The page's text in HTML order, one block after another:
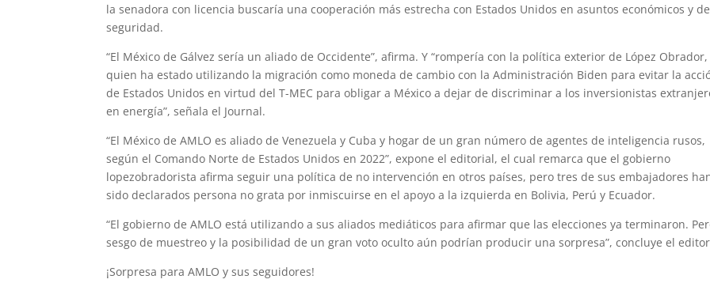
la senadora con licencia buscaría una cooperación más estrecha con Estados Unidos en asuntos económicos y de
seguridad.
“El México de Gálvez sería un aliado de Occidente”, afirma. Y “rompería con la política exterior de López Obrador,
quien ha estado utilizando la migración como moneda de cambio con la Administración Biden para evitar la
de Estados Unidos en virtud del T-MEC para obligar a México a dejar de discriminar a los inversionistas
en energía”, señala el Journal.
“El México de AMLO es aliado de Venezuela y Cuba y hogar de un gran número de agentes de inteligencia rusos,
según el Comando Norte de Estados Unidos en 2022”, expone el editorial, el cual remarca que el gobierno
lopezobradorista afirma seguir una política de no intervención en otros países, pero tres de sus embajadores
sido declarados persona no grata por inmiscuirse en el apoyo a la izquierda en Bolivia, Perú y Ecuador.
“El gobierno de AMLO está utilizando a sus aliados mediáticos para afirmar que las elecciones ya terminaron.
sesgo de muestreo y la posibilidad de un gran voto oculto aún podrían producir una sorpresa”, concluye el
¡Sorpresa para AMLO y sus seguidores!